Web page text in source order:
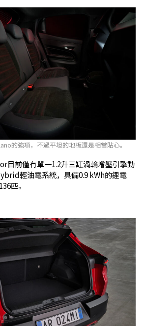
的強項，不過平坦的地板還是相當貼心。
目前僅有單一1.2升三缸渦輪增壓引擎動
輕油電系統，具備0.9 kWh的鋰電
匹。